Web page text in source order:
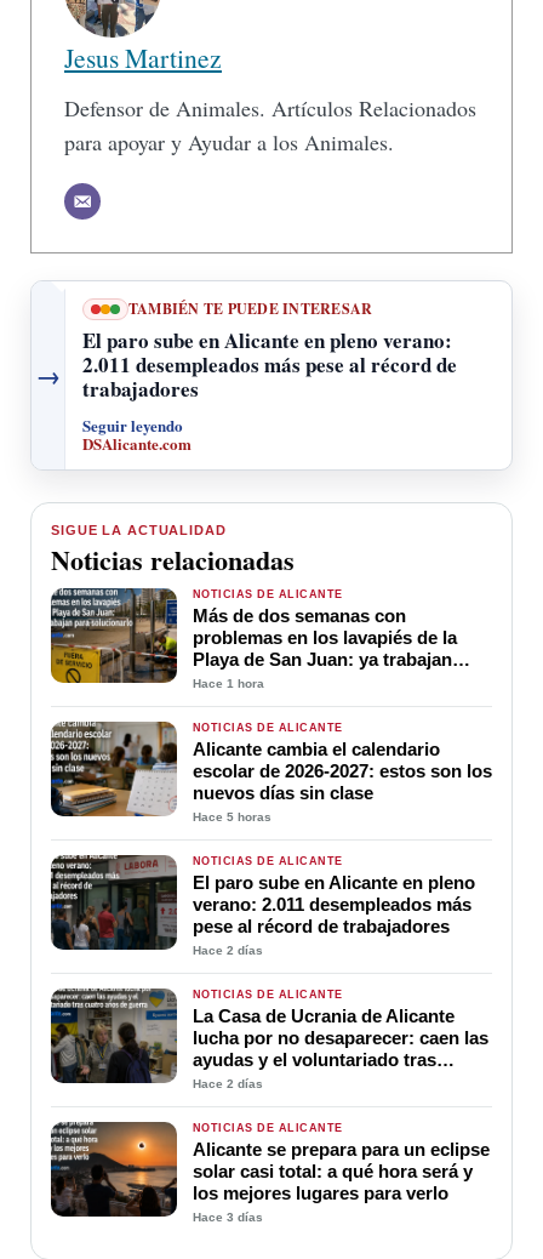
Jesus Martinez
Defensor de Animales. Artículos Relacionados
para apoyar y Ayudar a los Animales.
→
TAMBIÉN TE PUEDE INTERESAR
El paro sube en Alicante en pleno verano:
2.011 desempleados más pese al récord de
trabajadores
Seguir leyendo
DSAlicante.com
SIGUE LA ACTUALIDAD
Noticias relacionadas
NOTICIAS DE ALICANTE
Más de dos semanas con
problemas en los lavapiés de la
Playa de San Juan: ya trabajan
para soluciona
Hace 1 hora
NOTICIAS DE ALICANTE
Alicante cambia el calendario
escolar de 2026-2027: estos son los
nuevos días sin clase
Hace 5 horas
NOTICIAS DE ALICANTE
El paro sube en Alicante en pleno
verano: 2.011 desempleados más
pese al récord de trabajadores
Hace 2 días
NOTICIAS DE ALICANTE
La Casa de Ucrania de Alicante
lucha por no desaparecer: caen las
ayudas y el voluntariado tras
cuatro años de guerra
Hace 2 días
NOTICIAS DE ALICANTE
Alicante se prepara para un eclipse
solar casi total: a qué hora será y
los mejores lugares para verlo
Hace 3 días